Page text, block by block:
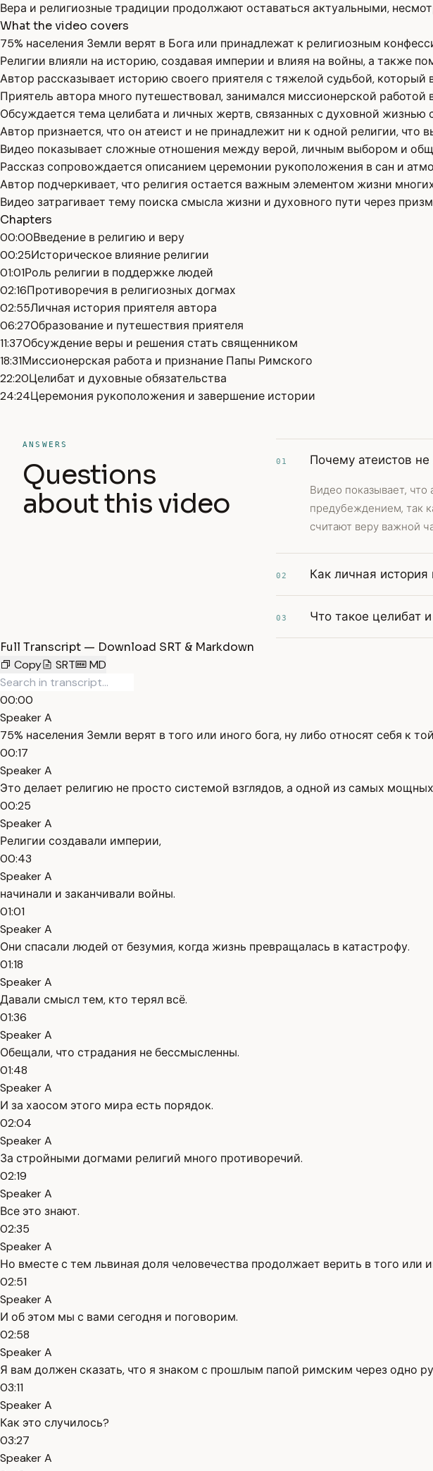
Вера и религиозные традиции продолжают оставаться актуальными,
What the video covers
75% населения Земли верят в Бога или принадлежат к религиозным
Религии влияли на историю, создавая империи и влияя на войны, а также
Автор рассказывает историю своего приятеля с тяжелой судьбой,
Приятель автора много путешествовал, занимался миссионерской
Обсуждается тема целибата и личных жертв, связанных с духовной жизнью
Автор признается, что он атеист и не принадлежит ни к одной религии, что
Видео показывает сложные отношения между верой, личным выбором и
Рассказ сопровождается описанием церемонии рукоположения в сан и
Автор подчеркивает, что религия остается важным элементом жизни
Видео затрагивает тему поиска смысла жизни и духовного пути через
Chapters
00:00Введение в религию и веру
00:25Историческое влияние религии
01:01Роль религии в поддержке людей
02:16Противоречия в религиозных догмах
02:55Личная история приятеля автора
06:27Образование и путешествия приятеля
11:37Обсуждение веры и решения стать священником
18:31Миссионерская работа и признание Папы Римского
22:20Целибат и духовные обязательства
24:24Церемония рукоположения и завершение истории
ANSWERS
Questions
about this video
01 Почему атеистов
Видео показывает,
предубеждением, так
считают веру важной
02 Как личная
03 Что такое целибат
Full Transcript — Download SRT & Markdown
Copy
SRT MD
00:00
Speaker A
75% населения Земли верят в того или иного бога, ну либо относят себя к
00:17
Speaker A
Это делает религию не просто системой взглядов, а одной из самых
00:25
Speaker A
Религии создавали империи,
00:43
Speaker A
начинали и заканчивали войны.
01:01
Speaker A
Они спасали людей от безумия, когда жизнь превращалась в катастрофу.
01:18
Speaker A
Давали смысл тем, кто терял всё.
01:36
Speaker A
Обещали, что страдания не бессмысленны.
01:48
Speaker A
И за хаосом этого мира есть порядок.
02:04
Speaker A
За стройными догмами религий много противоречий.
02:19
Speaker A
Все это знают.
02:35
Speaker A
Но вместе с тем львиная доля человечества продолжает верить в того или
02:51
Speaker A
И об этом мы с вами сегодня и поговорим.
02:58
Speaker A
Я вам должен сказать, что я знаком с прошлым папой римским через одно
03:11
Speaker A
Как это случилось?
03:27
Speaker A